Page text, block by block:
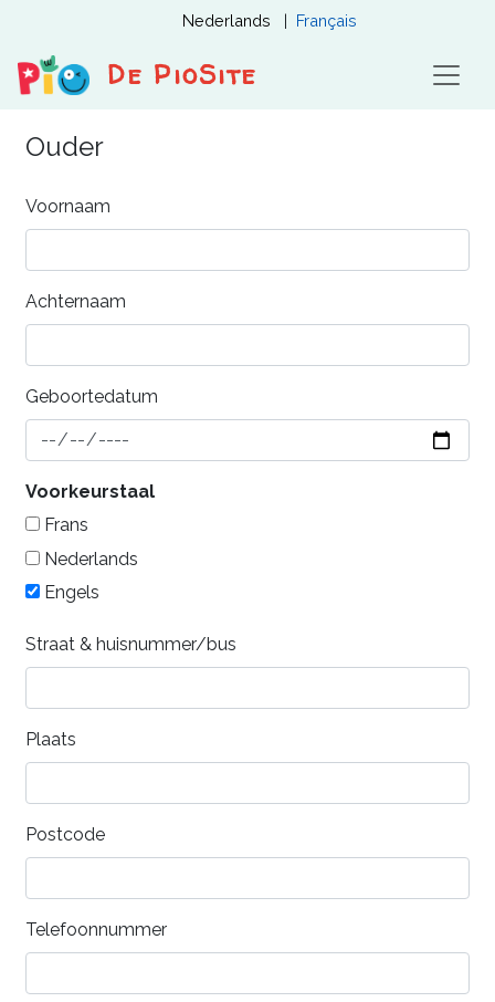
naar
de
gaan
Nederlands Français
De PioSite
Ouder
Voornaam
Achternaam
Geboortedatum
Voorkeurstaal
Frans
Nederlands
Engels
Straat & huisnummer/bus
Plaats
Postcode
Telefoonnummer